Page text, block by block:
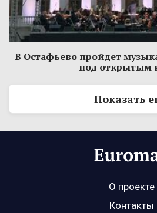
В Остафьево пройдет
под открытым
Показать
О проекте
Контакты